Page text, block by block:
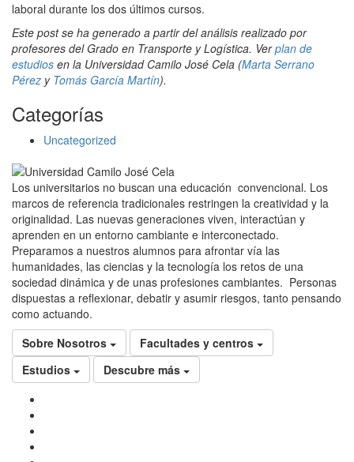
laboral durante los dos últimos cursos.
Este post se ha generado a partir del análisis realizado por
profesores del Grado en Transporte y Logística. Verplan de
estudios en la Universidad Camilo José Cela (Marta Serrano
Pérez y Tomás García Martín).
Categorías
Uncategorized
Los universitarios no buscan una educación convencional. Los
marcos de referencia tradicionales restringen la creatividad y la
originalidad. Las nuevas generaciones viven, interactúan y
aprenden en un entorno cambiante e interconectado.
Preparamos a nuestros alumnos para afrontar vía las
humanidades, las ciencias y la tecnología los retos de una
sociedad dinámica y de unas profesiones cambiantes. Personas
dispuestas a reflexionar, debatir y asumir riesgos, tanto pensando
como actuando.
Sobre Nosotros
Facultades y centros
Estudios
Descubre más